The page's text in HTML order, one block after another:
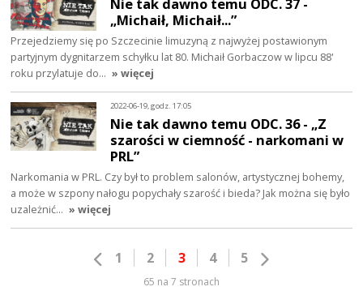
Nie tak dawno temu ODC. 37 -
„Michaił, Michaił...”
Przejedziemy się po Szczecinie limuzyną z najwyżej postawionym
partyjnym dygnitarzem schyłku lat 80. Michaił Gorbaczow w lipcu 88'
roku przylatuje do… » więcej
2022-06-19, godz. 17:05
Nie tak dawno temu ODC. 36 - „Z
szarości w ciemność - narkomani w
PRL”
Narkomania w PRL. Czy był to problem salonów, artystycznej bohemy,
a może w szpony nałogu popychały szarość i bieda? Jak można się było
uzależnić… » więcej
1 2 3 4 5
65 na 7 stronach